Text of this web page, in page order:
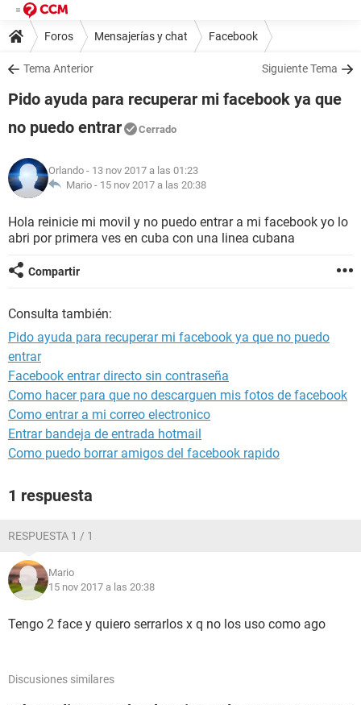
Foros Mensajerías y chat Facebook
Tema Anterior Siguiente Tema
Pido ayuda para recuperar mi facebook ya que
no puedo entrar
Cerrado
Orlando - 13 nov 2017 a las 01:23
Mario - 15 nov 2017 a las 20:38
Hola reinicie mi movil y no puedo entrar a mi facebook yo lo
abri por primera ves en cuba con una linea cubana
Compartir
Consulta también:
Pido ayuda para recuperar mi facebook ya que no puedo
entrar
Facebook entrar directo sin contraseña
Como hacer para que no descarguen mis fotos de facebook
Como entrar a mi correo electronico
Entrar bandeja de entrada hotmail
Como puedo borrar amigos del facebook rapido
1 respuesta
RESPUESTA 1 / 1
Mario
15 nov 2017 a las 20:38
Tengo 2 face y quiero serrarlos x q no los uso como ago
Discusiones similares